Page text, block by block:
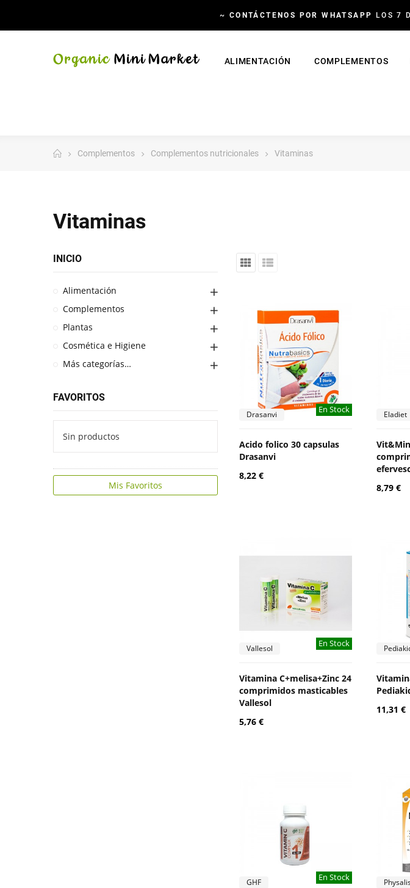
~ CONTÁCTENOS POR WHATSAPP LOS 7
ALIMENTACIÓN COMPLEMENTOS
Complementos Complementos nutricionales Vitaminas
Vitaminas
En Stock
Drasanvi
Acido folico 30 capsulas
Drasanvi
8,22 €
Eladiet
8,79 €
En Stock
Vallesol
Vitamina C+melisa+Zinc 24
comprimidos masticables
Vallesol
5,76 €
11,31 €
En Stock
GHF
INICIO
Alimentación
Complementos
Plantas
Cosmética e Higiene
Más categorías…
FAVORITOS
Sin productos
Mis Favoritos